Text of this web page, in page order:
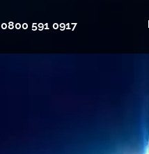
0800 591 0917